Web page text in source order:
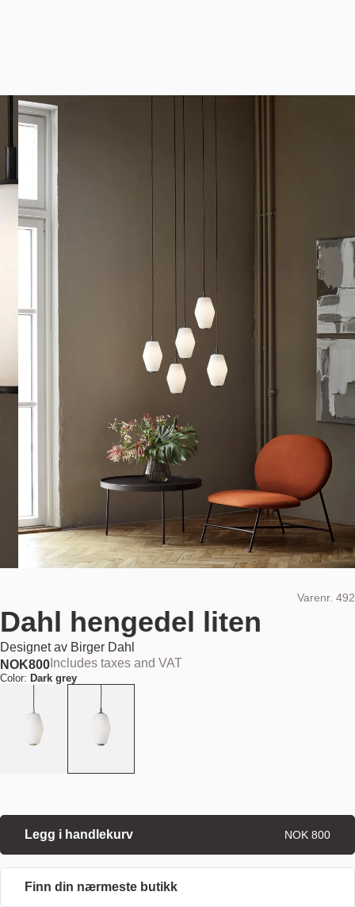
Varenr. 492
Dahl hengedel liten
Designet av Birger Dahl
NOK800 Includes taxes and VAT
Color: Dark grey
Legg i handlekurv NOK 800
Finn din nærmeste butikk